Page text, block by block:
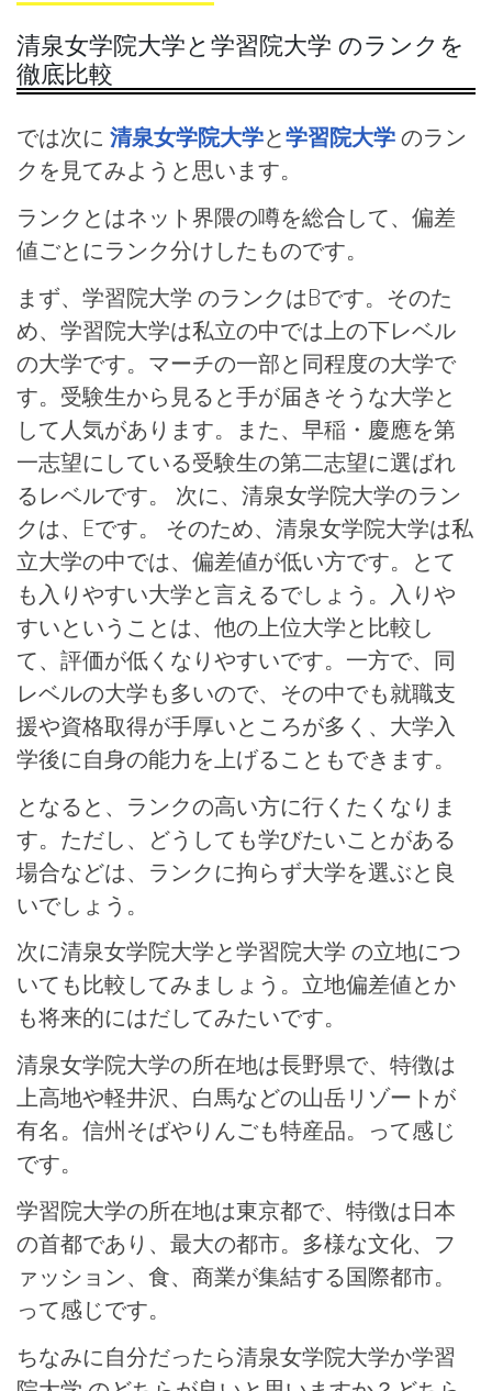
清泉女学院大学と学習院大学 のランクを
徹底比較
では次に 清泉女学院大学と学習院大学のラン
クを見てみようと思います。
ランクとはネット界隈の噂を総合して、偏差
値ごとにランク分けしたものです。
まず、学習院大学 のランクはBです。そのた
め、学習院大学は私立の中では上の下レベル
の大学です。マーチの一部と同程度の大学で
す。受験生から見ると手が届きそうな大学と
して人気があります。また、早稲・慶應を第
一志望にしている受験生の第二志望に選ばれ
るレベルです。 次に、清泉女学院大学のラン
クは、Eです。 そのため、清泉女学院大学は私
立大学の中では、偏差値が低い方です。とて
も入りやすい大学と言えるでしょう。入りや
すいということは、他の上位大学と比較し
て、評価が低くなりやすいです。一方で、同
レベルの大学も多いので、その中でも就職支
援や資格取得が手厚いところが多く、大学入
学後に自身の能力を上げることもできます。
となると、ランクの高い方に行くたくなりま
す。ただし、どうしても学びたいことがある
場合などは、ランクに拘らず大学を選ぶと良
いでしょう。
次に清泉女学院大学と学習院大学 の立地につ
いても比較してみましょう。立地偏差値とか
も将来的にはだしてみたいです。
清泉女学院大学の所在地は長野県で、特徴は
上高地や軽井沢、白馬などの山岳リゾートが
有名。信州そばやりんごも特産品。って感じ
です。
学習院大学の所在地は東京都で、特徴は日本
の首都であり、最大の都市。多様な文化、フ
ァッション、食、商業が集結する国際都市。
って感じです。
ちなみに自分だったら清泉女学院大学か学習